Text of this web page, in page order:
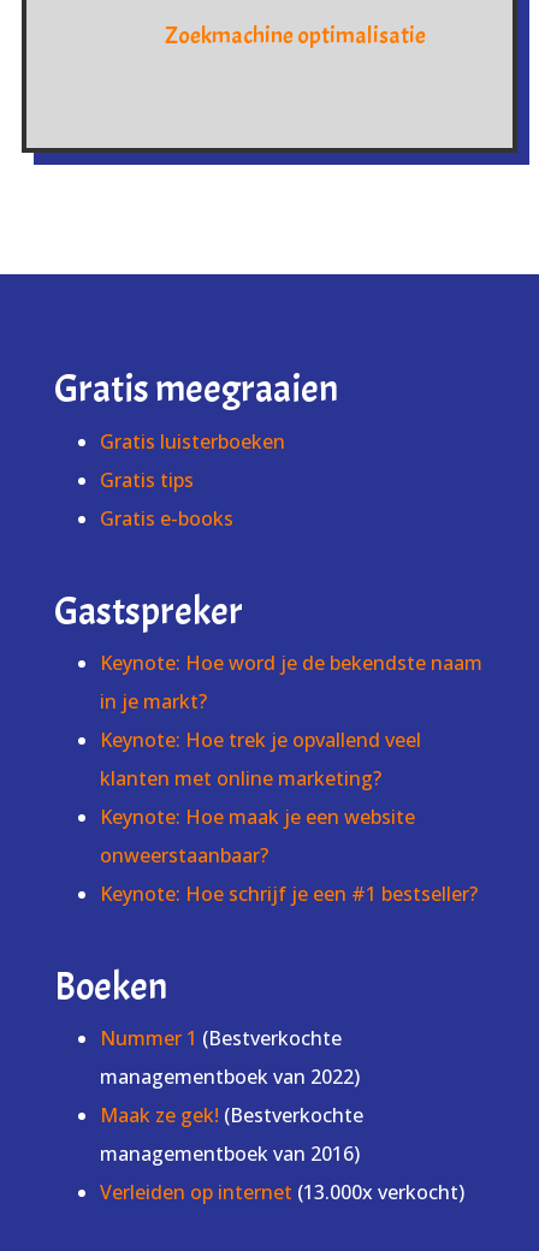
Zoekmachine optimalisatie
Gratis meegraaien
Gratis luisterboeken
Gratis tips
Gratis e-books
Gastspreker
Keynote: Hoe word je de bekendste naam
in je markt?
Keynote: Hoe trek je opvallend veel
klanten met online marketing?
Keynote: Hoe maak je een website
onweerstaanbaar?
Keynote: Hoe schrijf je een #1 bestseller?
Boeken
Nummer 1 (Bestverkochte
managementboek van 2022)
Maak ze gek! (Bestverkochte
managementboek van 2016)
Verleiden op internet (13.000x verkocht)